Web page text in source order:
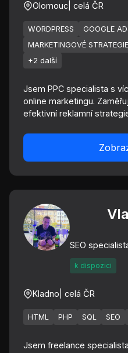
Olomouc | celá ČR
WORDPRESS GOOGLE
MARKETINGOVÉ STRATEGIE
+2 další
Jsem PPC specialista s
online marketingu.
efektivní reklamní
SEO
k dispozici
Kladno | celá ČR
HTML PHP SQL SEO
Jsem freelance